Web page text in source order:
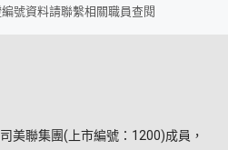
號資料請聯繫相關職員查閱
美聯集團(上市編號：1200)成員，